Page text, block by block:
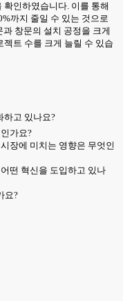
인하였습니다. 이를 통해
까지 줄일 수 있는 것으로
창문의 설치 공정을 크게
트 수를 크게 늘릴 수 있습
하고 있나요?
가요?
장에 미치는 영향은 무엇인
떤 혁신을 도입하고 있나
요?